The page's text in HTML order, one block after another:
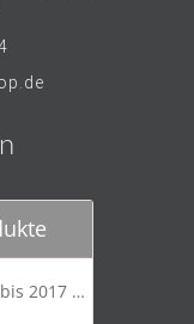
Mazda CX-5 KE bis 2017 Trittschutzleiste Edelstahl original